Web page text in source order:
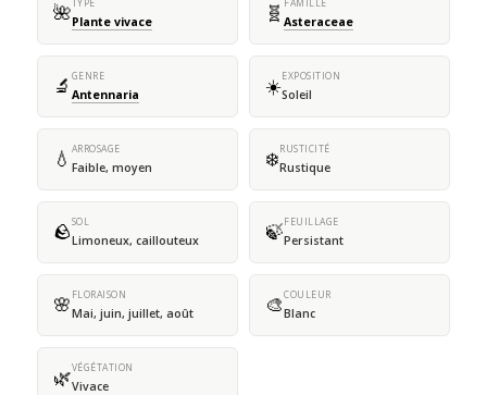
🌺TYPE
Plante vivace 🧬 FAMILLE
Asteraceae
🔬 GENRE
Antennaria ☀️EXPOSITION
Soleil
💧 ARROSAGE
Faible, moyen ❄️RUSTICITÉ
Rustique
🪨SOL
Limoneux, caillouteux 🍃FEUILLAGE
Persistant
🌸 FLORAISON
Mai, juin, juillet, août 🎨COULEUR
Blanc
🌿VÉGÉTATION
Vivace